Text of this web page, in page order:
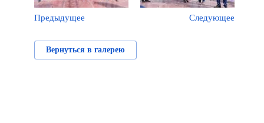
Предыдущее Следующее
Вернуться в галерею